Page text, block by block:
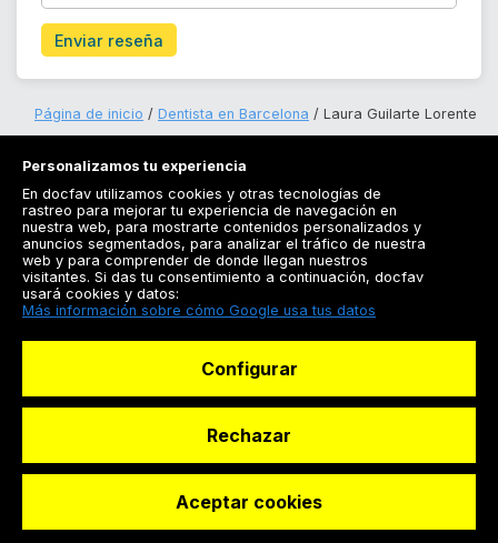
Solicitar reserva
Enviar reseña
Página de inicio Dentista en Barcelona Laura Guilarte Lorente
Registrarse
Docfav
© Dashboard Technologies S.L
Personalizamos tu experiencia
En docfav utilizamos cookies y otras tecnologías de
rastreo para mejorar tu experiencia de navegación en
nuestra web, para mostrarte contenidos personalizados y
anuncios segmentados, para analizar el tráfico de nuestra
web y para comprender de donde llegan nuestros
visitantes. Si das tu consentimiento a continuación, docfav
usará cookies y datos:
Más información sobre cómo Google usa tus datos
Configurar
Rechazar
Aceptar cookies